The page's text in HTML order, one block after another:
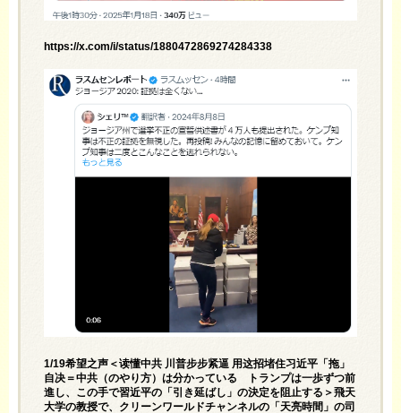
https://x.com/i/status/1880472869274284338
1/19希望之声＜读懂中共 川普步步紧逼 用这招堵住习近平「拖」
自决＝中共（のやり方）は分かっている トランプは一歩ずつ前
進し、この手で習近平の「引き延ばし」の決定を阻止する＞飛天
大学の教授で、クリーンワールドチャンネルの「天亮時間」の司